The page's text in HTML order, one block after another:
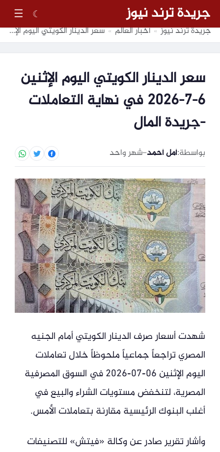
جريدة ترند نيوز ☾
☰
جريدة ترند نيوز » أخبار العالم » سعر الدينار الكويتي اليوم الإثنين 6-7-2026 في نهاية التعاملات -جريدة المال
سعر الدينار الكويتي اليوم الإثنين
6-7-2026 في نهاية التعاملات
-جريدة المال
بواسطة:أمل أحمد–شهر واحد
شهدت أسعار صرف الدينار الكويتي أمام الجنيه
المصري تراجعاً جماعياً ملحوظاً خلال تعاملات
اليوم الإثنين 06-07-2026 في السوق المصرفية
المصرية، لتنخفض مستويات الشراء والبيع في
أغلب البنوك الرئيسية مقارنة بتعاملات الأمس.
وأشار تقرير صادر عن وكالة «فيتش» للتصنيفات